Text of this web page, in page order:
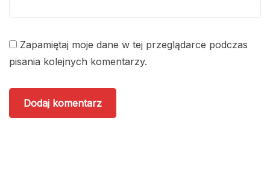
Zapamiętaj moje dane w tej przeglądarce podczas
pisania kolejnych komentarzy.